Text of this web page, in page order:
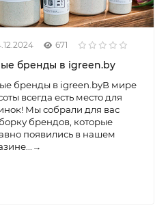
671
бренды в igreen.by
бренды в igreen.byВ мире
всегда есть место для
Мы собрали для вас
брендов, которые
появились в нашем
→